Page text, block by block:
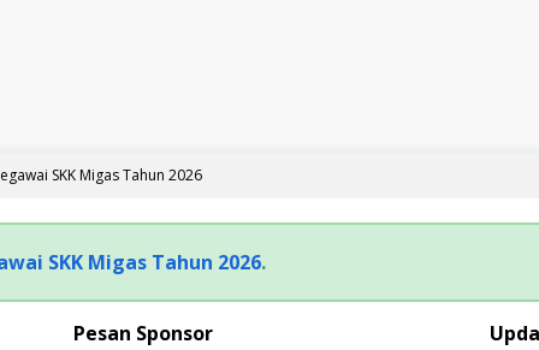
SKK Migas Tahun 2026
SKK Migas Tahun 2026.
Pesan Sponsor